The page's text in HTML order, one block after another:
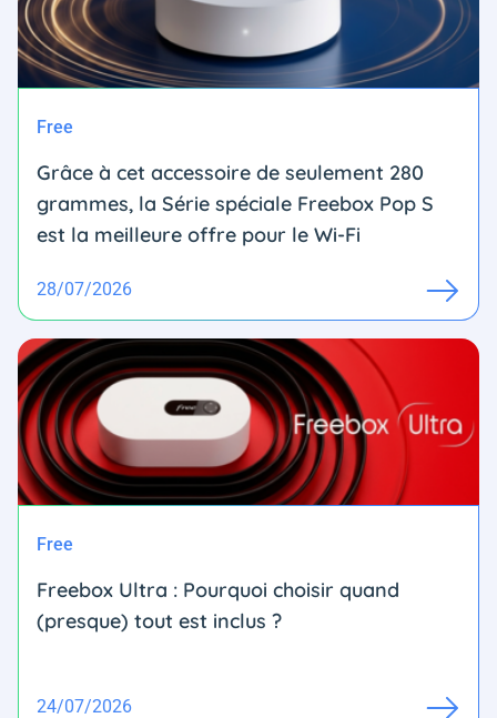
Free
Grâce à cet accessoire de seulement 280
grammes, la Série spéciale Freebox Pop S
est la meilleure offre pour le Wi-Fi
28/07/2026
Free
Freebox Ultra : Pourquoi choisir quand
(presque) tout est inclus ?
24/07/2026